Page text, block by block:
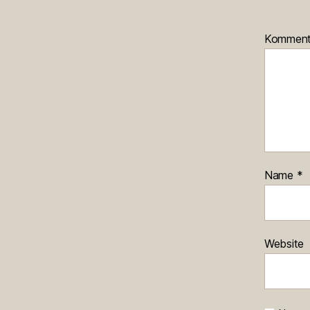
Name *
Website